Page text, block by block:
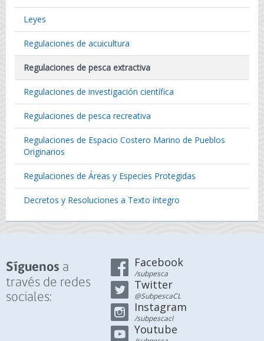
Leyes
Regulaciones de acuicultura
Regulaciones de pesca extractiva
Regulaciones de investigación científica
Regulaciones de pesca recreativa
Regulaciones de Espacio Costero Marino de Pueblos
Originarios
Regulaciones de Áreas y Especies Protegidas
Decretos y Resoluciones a Texto íntegro
Síguenos a
través de redes
sociales:
Facebook
/subpesca
Twitter
@SubpescaCL
Instagram
/subpescacl
Youtube